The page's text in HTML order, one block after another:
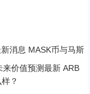
消息 MASK币与马斯